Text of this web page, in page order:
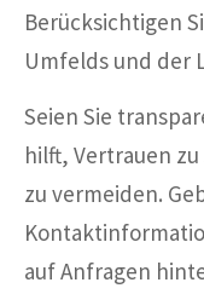
Berücksichtigen
Umfelds und der
Seien Sie
hilft, Vertrauen
zu vermeiden.
auf Anfragen